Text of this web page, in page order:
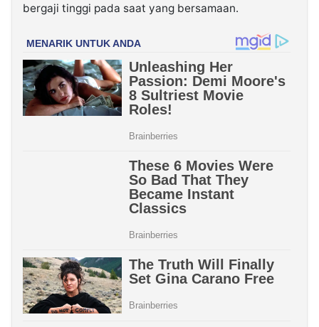
bergaji tinggi pada saat yang bersamaan.